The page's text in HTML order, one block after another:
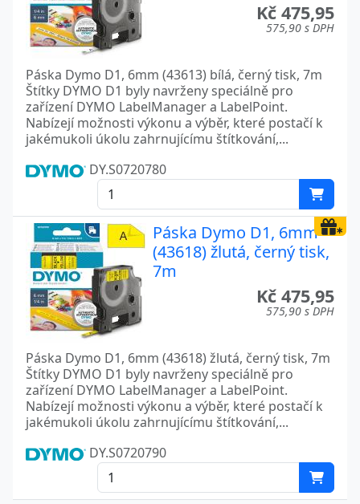
Kč 475,95
575,90 s DPH
Páska Dymo D1, 6mm (43613) bílá, černý tisk, 7m
Štítky DYMO D1 byly navrženy speciálně pro
zařízení DYMO LabelManager a LabelPoint.
Nabízejí možnosti výkonu a výběr, které postačí k
jakémukoli úkolu zahrnujícímu štítkování,...
DY.S0720780
Páska Dymo D1, 6mm
(43618) žlutá, černý tisk,
7m
Kč 475,95
575,90 s DPH
Páska Dymo D1, 6mm (43618) žlutá, černý tisk, 7m
Štítky DYMO D1 byly navrženy speciálně pro
zařízení DYMO LabelManager a LabelPoint.
Nabízejí možnosti výkonu a výběr, které postačí k
jakémukoli úkolu zahrnujícímu štítkování,...
DY.S0720790